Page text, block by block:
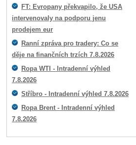
FT: Evropany překvapilo, že USA
intervenovaly na podporu jenu
prodejem eur
Ranní zpráva pro tradery: Co se
děje na finančních trzích 7.8.2026
Ropa WTI - Intradenní výhled
7.8.2026
Stříbro - Intradenní výhled 7.8.2026
Ropa Brent - Intradenní výhled
7.8.2026